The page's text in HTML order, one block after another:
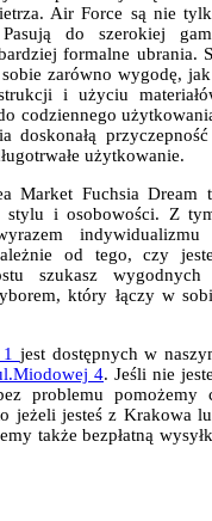
Air Force są nie
do szerokiej
formalne ubrania.
zarówno wygodę,
i użyciu
codziennego
doskonałą
użytkowanie.
Market Fuchsia Dream
stylu i osobowości. Z
od tego, czy
szukasz
który łączy w
jest dostępnych w
4. Jeśli nie
problemu pomożemy
jeżeli jesteś z Krakowa
także bezpłatną